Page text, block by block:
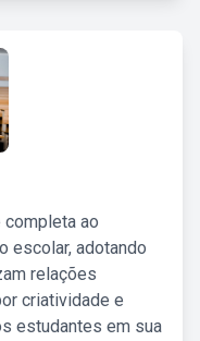
completa ao
escolar, adotando
relações
criatividade e
estudantes em sua